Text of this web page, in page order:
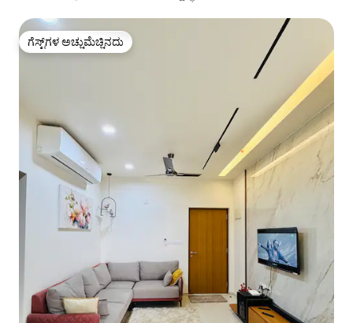
ಗೆಸ್ಟ್‌ಗಳ ಅಚ್ಚುಮೆಚ್ಚಿನದು
ಗೆಸ್ಟ್‌ಗಳ ಅಚ್ಚುಮೆಚ್ಚಿನದು